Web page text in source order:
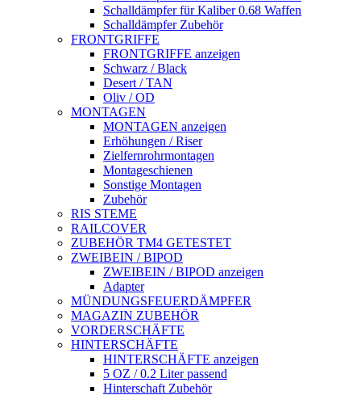
Schalldämpfer für Kaliber 0.68 Waffen
Schalldämpfer Zubehör
FRONTGRIFFE
FRONTGRIFFE anzeigen
Schwarz / Black
Desert / TAN
Oliv / OD
MONTAGEN
MONTAGEN anzeigen
Erhöhungen / Riser
Zielfernrohrmontagen
Montageschienen
Sonstige Montagen
Zubehör
RIS STEME
RAILCOVER
ZUBEHÖR TM4 GETESTET
ZWEIBEIN / BIPOD
ZWEIBEIN / BIPOD anzeigen
Adapter
MÜNDUNGSFEUERDÄMPFER
MAGAZIN ZUBEHÖR
VORDERSCHÄFTE
HINTERSCHÄFTE
HINTERSCHÄFTE anzeigen
5 OZ / 0.2 Liter passend
Hinterschaft Zubehör